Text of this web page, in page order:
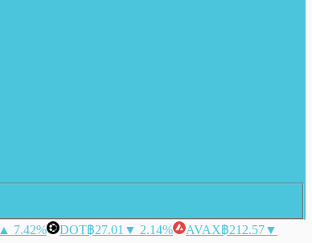
▲ 7.42% DOT฿27.01 ▼ 2.14% AVAX฿212.57▼